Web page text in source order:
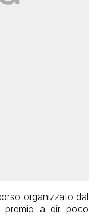
organizzato dal
premio a dir poco